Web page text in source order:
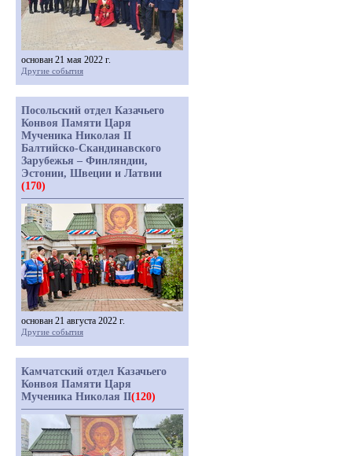
основан 21 мая 2022 г.
Другие события
Посольский отдел Казачьего
Конвоя Памяти Царя
Мученика Николая II
Балтийско-Скандинавского
Зарубежья – Финляндии,
Эстонии, Швеции и Латвии
(170)
основан 21 августа 2022 г.
Другие события
Камчатский отдел Казачьего
Конвоя Памяти Царя
Мученика Николая II(120)